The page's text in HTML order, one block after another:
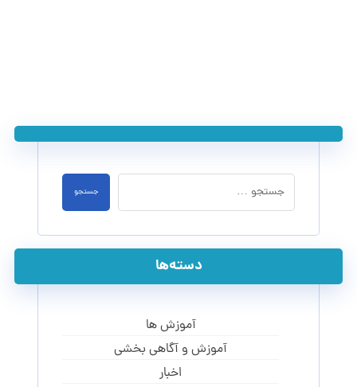
جستجو
دسته‌ها
آموزش ها
آموزش و آگاهی‌ بخشی
اخبار